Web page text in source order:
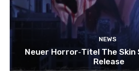
NEWS
Neuer Horror‑Titel The
Release